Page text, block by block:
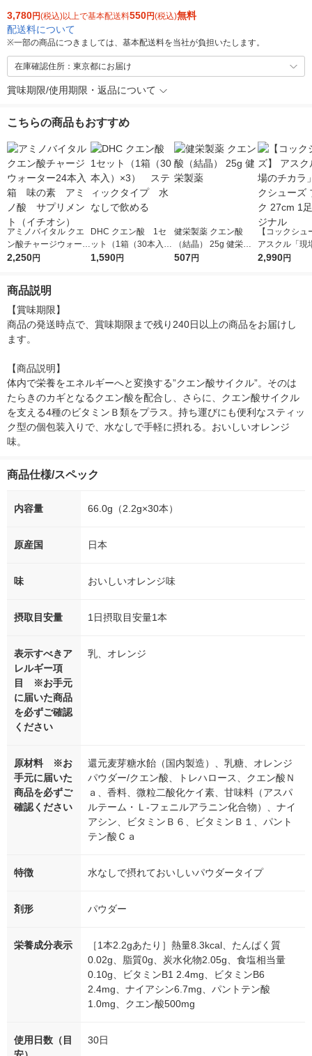
3,780円(税込)以上で基本配送料550円(税込)無料
配送料について
※一部の商品につきましては、基本配送料を当社が負担いたします。
在庫確認住所：東京都にお届け
賞味期限/使用期限・返品について
こちらの商品もおすすめ
アミノバイタル クエ
ン酸チャージウォータ
ー24本入箱 味の
2,250円
DHC クエン酸 1セ
ット（1箱（30本入）
×3） スティックタ
1,590円
健栄製薬 クエン酸
（結晶） 25g 健栄製
薬
507円
【コックシュ
アスクル「現
ラ」 コックシ
2,990円
商品説明
【賞味期限】
商品の発送時点で、賞味期限まで残り240日以上の商品をお届けし
ます。
【商品説明】
体内で栄養をエネルギーへと変換する”クエン酸サイクル”。そのは
たらきのカギとなるクエン酸を配合し、さらに、クエン酸サイクル
を支える4種のビタミンＢ類をプラス。持ち運びにも便利なスティッ
ク型の個包装入りで、水なしで手軽に摂れる。おいしいオレンジ
味。
商品仕様/スペック
内容量 66.0g（2.2g×30本）
原産国 日本
味 おいしいオレンジ味
摂取目安量 1日摂取目安量1本
表示すべきア
レルギー項
目 ※お手元
に届いた商品
を必ずご確認
ください
乳、オレンジ
原材料 ※お
手元に届いた
商品を必ずご
確認ください
還元麦芽糖水飴（国内製造）、乳糖、オレンジ
パウダー/クエン酸、トレハロース、クエン酸Ｎ
ａ、香料、微粒二酸化ケイ素、甘味料（アスパ
ルテーム・Ｌ-フェニルアラニン化合物）、ナイ
アシン、ビタミンＢ６、ビタミンＢ１、パント
テン酸Ｃａ
特徴 水なしで摂れておいしいパウダータイプ
剤形 パウダー
栄養成分表示
［1本2.2gあたり］熱量8.3kcal、たんぱく質
0.02g、脂質0g、炭水化物2.05g、食塩相当量
0.10g、ビタミンB1 2.4mg、ビタミンB6
2.4mg、ナイアシン6.7mg、パントテン酸
1.0mg、クエン酸500mg
使用日数（目
30日